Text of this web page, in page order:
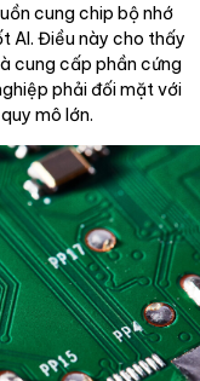
cung chip bộ nhớ
AI. Điều này cho thấy
cung cấp phần cứng
phải đối mặt với
mô lớn.